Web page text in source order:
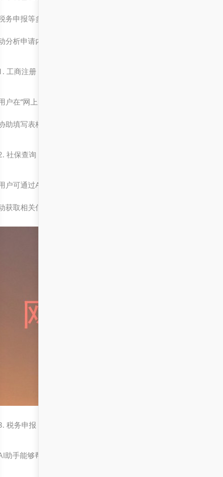
务申报等多个业务场景。用户通过“网上办事大厅”提交申请后，AI
分析申请内容，并引导用户完成后续步骤。
工商注册
户在“网上办事大厅”填写企业信息后，AI助手会提示用户准备相关
助填写表格。
社保查询
户可通过AI助手查询个人社保缴纳情况，系统会根据用户输入的
获取相关信息。
税务申报
助手能够帮助用户识别应缴税种，并提供申报指南，降低用户操